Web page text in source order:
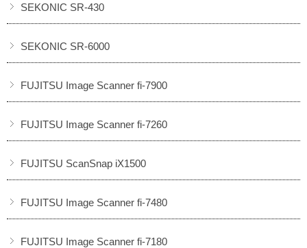
SEKONIC SR-430
SEKONIC SR-6000
FUJITSU Image Scanner fi-7900
FUJITSU Image Scanner fi-7260
FUJITSU ScanSnap iX1500
FUJITSU Image Scanner fi-7480
FUJITSU Image Scanner fi-7180